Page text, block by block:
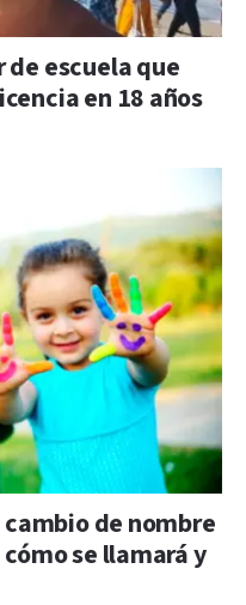
escuela que
en 18 años
de nombre
se llamará y